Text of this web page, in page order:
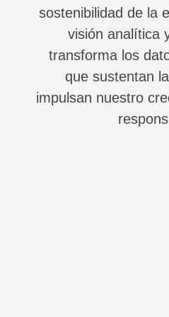
sostenibilidad de la
visión analítica
transforma los
que sustentan
impulsan nuestro